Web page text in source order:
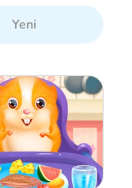
Yeni